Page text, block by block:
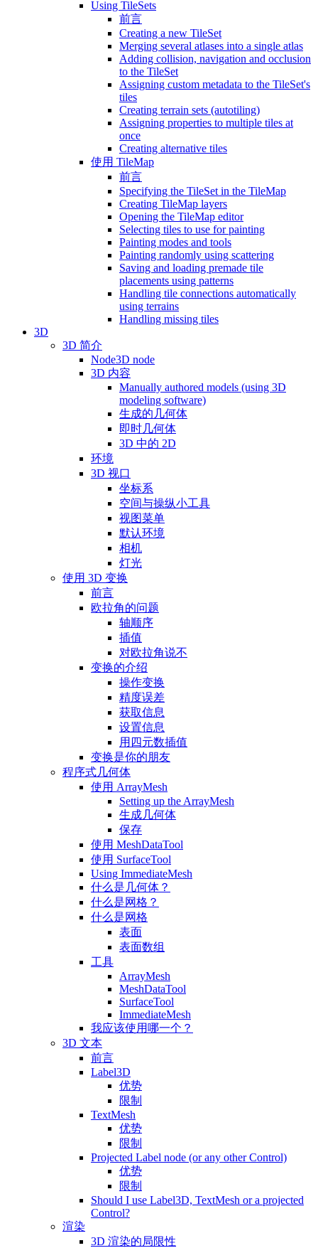
Using TileSets
前言
Creating a new TileSet
Merging several atlases into a single atlas
Adding collision, navigation and occlusion
to the TileSet
Assigning custom metadata to the TileSet's
tiles
Creating terrain sets (autotiling)
Assigning properties to multiple tiles at
once
Creating alternative tiles
使用 TileMap
前言
Specifying the TileSet in the TileMap
Creating TileMap layers
Opening the TileMap editor
Selecting tiles to use for painting
Painting modes and tools
Painting randomly using scattering
Saving and loading premade tile
placements using patterns
Handling tile connections automatically
using terrains
Handling missing tiles
3D
3D 简介
Node3D node
3D 内容
Manually authored models (using 3D
modeling software)
生成的几何体
即时几何体
3D 中的 2D
环境
3D 视口
坐标系
空间与操纵小工具
视图菜单
默认环境
相机
灯光
使用 3D 变换
前言
欧拉角的问题
轴顺序
插值
对欧拉角说不
变换的介绍
操作变换
精度误差
获取信息
设置信息
用四元数插值
变换是你的朋友
程序式几何体
使用 ArrayMesh
Setting up the ArrayMesh
生成几何体
保存
使用 MeshDataTool
使用 SurfaceTool
Using ImmediateMesh
什么是几何体？
什么是网格？
什么是网格
表面
表面数组
工具
ArrayMesh
MeshDataTool
SurfaceTool
ImmediateMesh
我应该使用哪一个？
3D 文本
前言
Label3D
优势
限制
TextMesh
优势
限制
Projected Label node (or any other Control)
优势
限制
Should I use Label3D, TextMesh or a projected
Control?
渲染
3D 渲染的局限性